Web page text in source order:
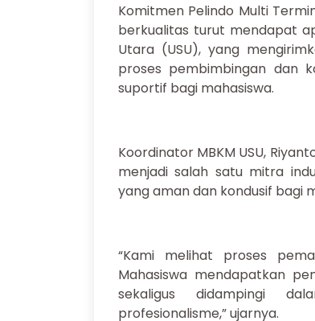
Komitmen Pelindo Multi
berkualitas turut mendapat
Utara (USU), yang
proses pembimbingan dan
suportif bagi mahasiswa.
Koordinator MBKM USU,
menjadi salah satu mitra
yang aman dan kondusif bagi
“Kami melihat proses
Mahasiswa mendapatkan
sekaligus didampingi
profesionalisme,” ujarnya.